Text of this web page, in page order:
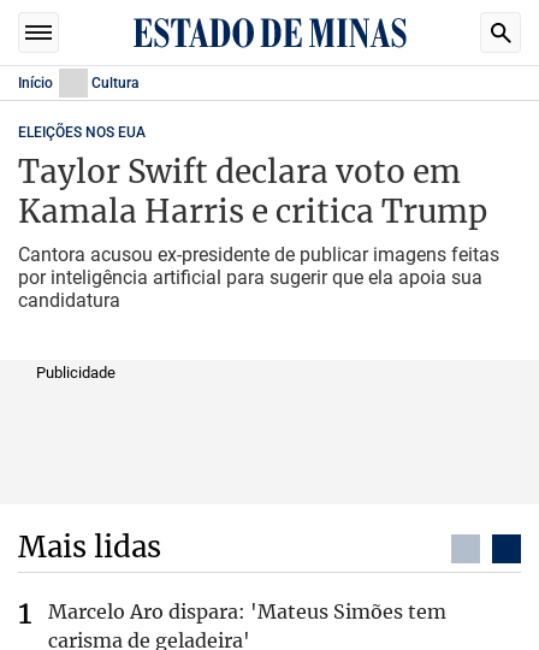
Início Cultura
ELEIÇÕES NOS EUA
Taylor Swift declara voto em
Kamala Harris e critica Trump
Cantora acusou ex-presidente de publicar imagens feitas
por inteligência artificial para sugerir que ela apoia sua
candidatura
Publicidade
Mais lidas
Marcelo Aro dispara: 'Mateus Simões tem
carisma de geladeira'